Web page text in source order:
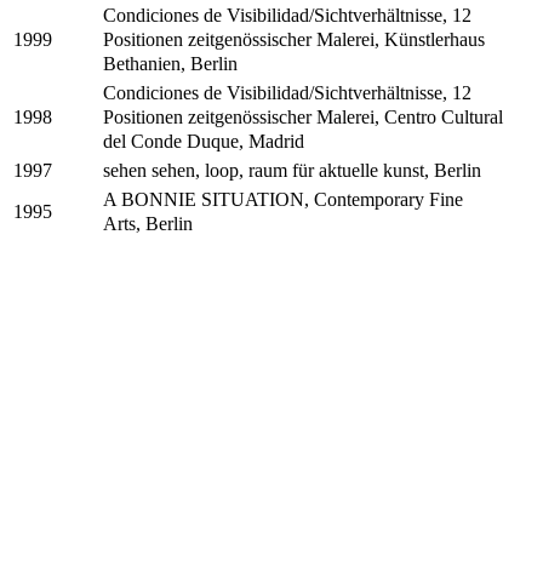
1999
Condiciones de Visibilidad/Sichtverhältnisse, 12
Positionen zeitgenössischer Malerei, Künstlerhaus
Bethanien, Berlin
1998
Condiciones de Visibilidad/Sichtverhältnisse, 12
Positionen zeitgenössischer Malerei, Centro Cultural
del Conde Duque, Madrid
1997 sehen sehen, loop, raum für aktuelle kunst, Berlin
1995
A BONNIE SITUATION, Contemporary Fine
Arts, Berlin